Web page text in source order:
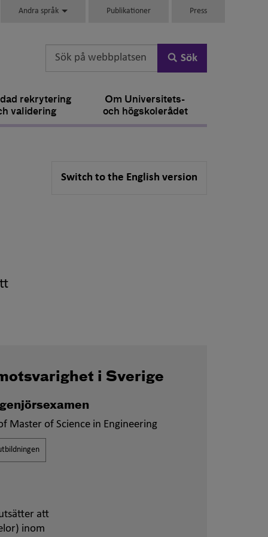
Andra språk Publikationer Press
Sök
rekrytering
validering
Om Universitets-
och högskolerådet
Switch to the English version
i Sverige
Master of Science in Engineering
att
inom